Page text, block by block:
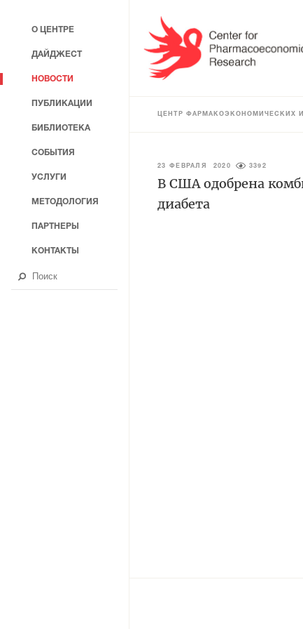
ЦЕНТР ФАРМАКОЭКОНОМИЧЕСКИХ
23 ФЕВРАЛЯ 2020 3392
В США одобрена
диабета
О ЦЕНТРЕ
ДАЙДЖЕСТ
НОВОСТИ
ПУБЛИКАЦИИ
БИБЛИОТЕКА
СОБЫТИЯ
УСЛУГИ
МЕТОДОЛОГИЯ
ПАРТНЕРЫ
КОНТАКТЫ